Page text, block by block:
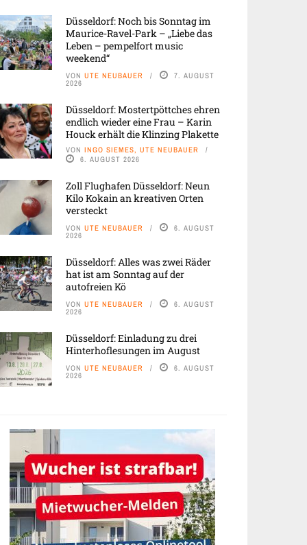
Düsseldorf: Noch bis Sonntag im
Maurice-Ravel-Park – „Liebe das
Leben – pempelfort music
weekend“
VON UTE NEUBAUER 7. AUGUST
2026
Düsseldorf: Mostertpöttches ehren
endlich wieder eine Frau – Karin
Houck erhält die Klinzing Plakette
VON INGO SIEMES, UTE NEUBAUER
6. AUGUST 2026
Zoll Flughafen Düsseldorf: Neun
Kilo Kokain an kreativen Orten
versteckt
VON UTE NEUBAUER 6. AUGUST
2026
Düsseldorf: Alles was zwei Räder
hat ist am Sonntag auf der
autofreien Kö
VON UTE NEUBAUER 6. AUGUST
2026
Düsseldorf: Einladung zu drei
Hinterhoflesungen im August
VON UTE NEUBAUER 6. AUGUST
2026